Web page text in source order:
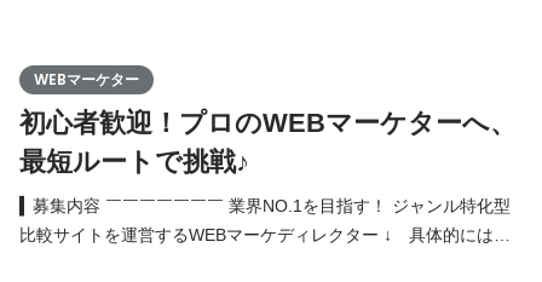
WEBマーケター
初心者歓迎！プロのWEBマーケターへ、
最短ルートで挑戦♪
▍募集内容 ￣￣￣￣￣￣￣ 業界NO.1を目指す！ ジャンル特化型
比較サイトを運営するWEBマーケディレクター ↓ 具体的にはこ